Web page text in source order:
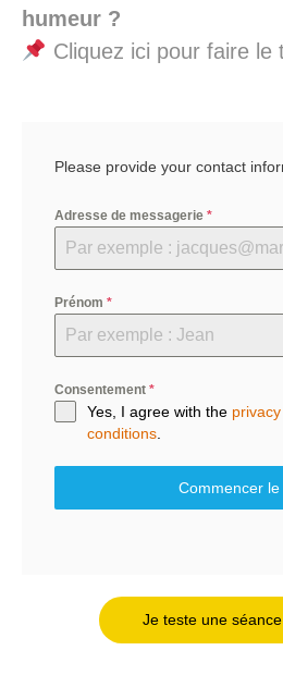
humeur ?
Cliquez ici pour faire le
Please provide your contact
Adresse de messagerie *
Prénom *
Consentement *
Yes, I agree with the
conditions
Commencer le
Je teste une